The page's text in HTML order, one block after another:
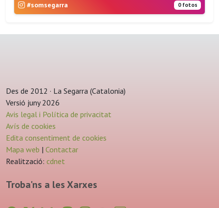
#somsegarra 0 fotos
Des de 2012 · La Segarra (Catalonia)
Versió juny 2026
Avis legal i Política de privacitat
Avís de cookies
Edita consentiment de cookies
Mapa web | Contactar
Realització: cdnet
Troba'ns a les Xarxes